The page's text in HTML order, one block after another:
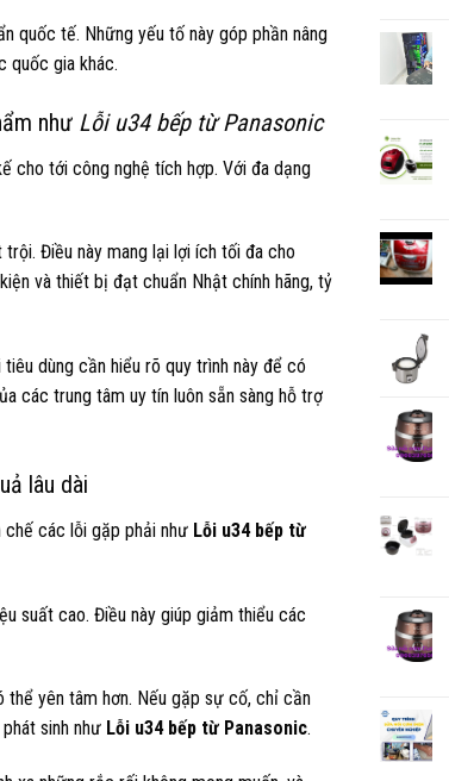
quốc tế. Những yếu tố này góp phần nâng
quốc gia khác.
như Lỗi u34 bếp từ Panasonic
cho tới công nghệ tích hợp. Với đa dạng
Điều này mang lại lợi ích tối đa cho
và thiết bị đạt chuẩn Nhật chính hãng, tỷ
dùng cần hiểu rõ quy trình này để có
các trung tâm uy tín luôn sẵn sàng hỗ trợ
lâu dài
các lỗi gặp phải như Lỗi u34 bếp từ
suất cao. Điều này giúp giảm thiểu các
thể yên tâm hơn. Nếu gặp sự cố, chỉ cần
sinh như Lỗi u34 bếp từ Panasonic.